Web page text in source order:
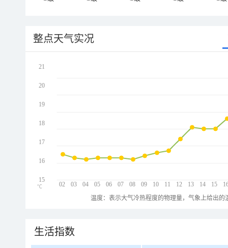
整点天气实况
02 03 04 05 06 07 08 09 10 11 12 13 14 15
21
20
19
18
17
16
15
℃
温度：表示大气冷热程度的物理量，气象上给出
生活指数